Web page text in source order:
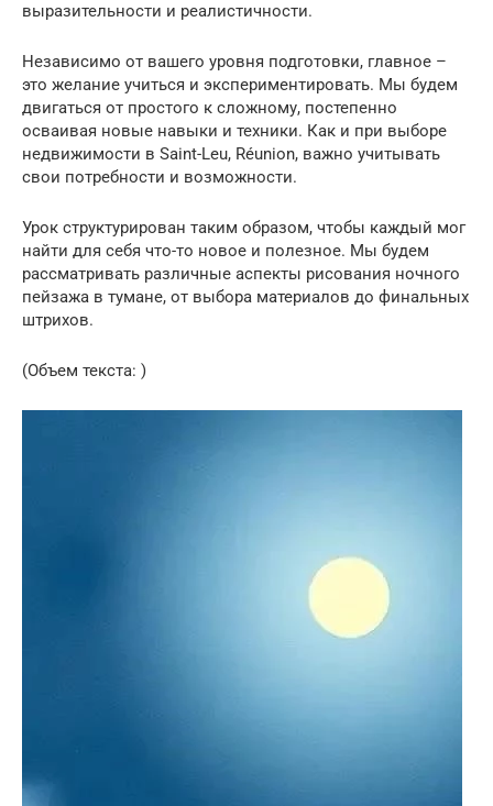
выразительности и реалистичности.
Независимо от вашего уровня подготовки, главное –
это желание учиться и экспериментировать. Мы будем
двигаться от простого к сложному, постепенно
осваивая новые навыки и техники. Как и при выборе
недвижимости в Saint-Leu, Réunion, важно учитывать
свои потребности и возможности.
Урок структурирован таким образом, чтобы каждый мог
найти для себя что-то новое и полезное. Мы будем
рассматривать различные аспекты рисования ночного
пейзажа в тумане, от выбора материалов до финальных
штрихов.
(Объем текста: )